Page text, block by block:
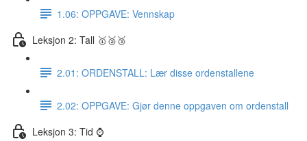
1.06: OPPGAVE: Vennskap
Leksjon 2: Tall 🥇🥈🥉
2.01: ORDENSTALL: Lær disse ordenstallene
2.02: OPPGAVE: Gjør denne oppgaven om ordenstall
Leksjon 3: Tid ⌚️